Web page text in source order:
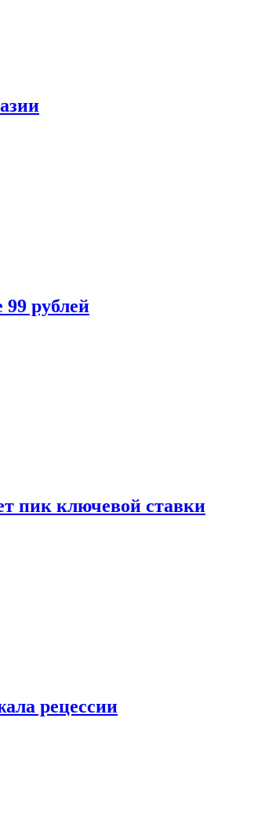
рублей
пик ключевой ставки
рецессии